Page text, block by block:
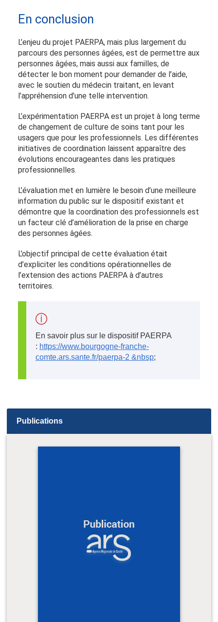
En conclusion
L’enjeu du projet PAERPA, mais plus largement du
parcours des personnes âgées, est de permettre aux
personnes âgées, mais aussi aux familles, de
détecter le bon moment pour demander de l’aide,
avec le soutien du médecin traitant, en levant
l’appréhension d’une telle intervention.
L’expérimentation PAERPA est un projet à long terme
de changement de culture de soins tant pour les
usagers que pour les professionnels. Les différentes
initiatives de coordination laissent apparaître des
évolutions encourageantes dans les pratiques
professionnelles.
L’évaluation met en lumière le besoin d’une meilleure
information du public sur le dispositif existant et
démontre que la coordination des professionnels est
un facteur clé d’amélioration de la prise en charge
des personnes âgées.
L’objectif principal de cette évaluation était
d’expliciter les conditions opérationnelles de
l’extension des actions PAERPA à d’autres
territoires.
En savoir plus sur le dispositif PAERPA
: https://www.bourgogne-franche-
comte.ars.sante.fr/paerpa-2 &nbsp;
Publications